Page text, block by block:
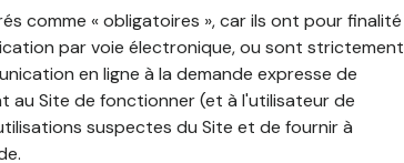
comme « obligatoires », car ils ont pour finalité
par voie électronique, ou sont strictement
en ligne à la demande expresse de
au Site de fonctionner (et à l'utilisateur de
suspectes du Site et de fournir à